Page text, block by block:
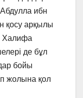
ибн
қосу арқылы
Халифа
де бұл
бойы
жолына қол